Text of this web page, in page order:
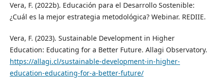
Vera, F. (2022b). Educación para el Desarrollo Sostenible:
¿Cuál es la mejor estrategia metodológica? Webinar. REDIIE.
Vera, F. (2023). Sustainable Development in Higher
Education: Educating for a Better Future. Allagi Observatory.
https://allagi.cl/sustainable-development-in-higher-
education-educating-for-a-better-future/